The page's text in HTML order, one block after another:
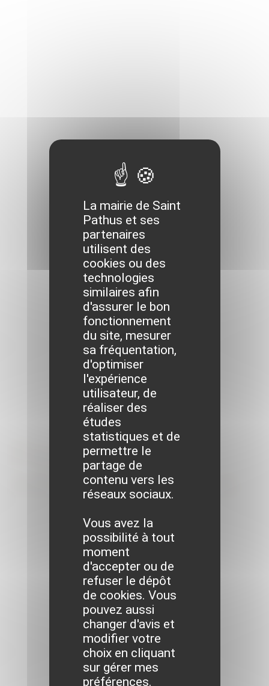
Formalités
administratives
La mairie de Saint
Pathus et ses
partenaires
utilisent des
cookies ou des
technologies
similaires afin
d'assurer le bon
fonctionnement
du site, mesurer
sa fréquentation,
d'optimiser
l'expérience
utilisateur, de
réaliser des
études
statistiques et de
permettre le
partage de
contenu vers les
réseaux sociaux.
Vous avez la
possibilité à tout
moment
d'accepter ou de
refuser le dépôt
de cookies. Vous
pouvez aussi
changer d'avis et
modifier votre
choix en cliquant
sur gérer mes
préférences.